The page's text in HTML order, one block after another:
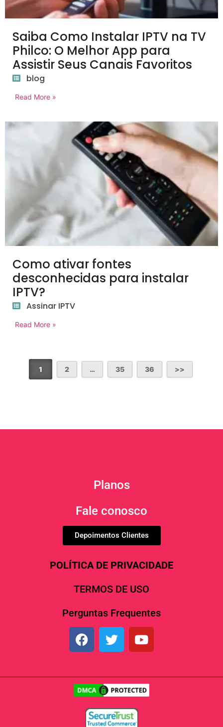
Saiba Como Instalar IPTV na TV
Philco: O Melhor App para
Assistir Seus Canais Favoritos
blog
Read More »
Como ativar fontes
desconhecidas para instalar
IPTV?
Assinar IPTV
Read More »
1 2 … 35 36
Planos
Fale conosco
Depoimentos Clientes
POLÍTICA DE PRIVACIDADE
TERMOS DE USO
Perguntas Frequentes